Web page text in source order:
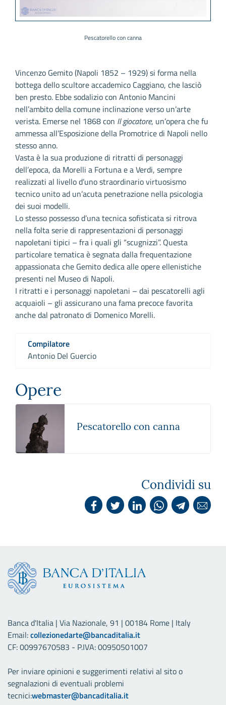
Pescatorello con canna
Vincenzo Gemito (Napoli 1852 – 1929) si forma nella
bottega dello scultore accademico Caggiano, che lasciò
ben presto. Ebbe sodalizio con Antonio Mancini
nell’ambito della comune inclinazione verso un’arte
verista. Emerse nel 1868 con Il giocatore, un’opera che fu
ammessa all’Esposizione della Promotrice di Napoli nello
stesso anno.
Vasta è la sua produzione di ritratti di personaggi
dell’epoca, da Morelli a Fortuna e a Verdi, sempre
realizzati al livello d’uno straordinario virtuosismo
tecnico unito ad un’acuta penetrazione nella psicologia
dei suoi modelli.
Lo stesso possesso d’una tecnica sofisticata si ritrova
nella folta serie di rappresentazioni di personaggi
napoletani tipici – fra i quali gli “scugnizzi”. Questa
particolare tematica è segnata dalla frequentazione
appassionata che Gemito dedica alle opere ellenistiche
presenti nel Museo di Napoli.
I ritratti e i personaggi napoletani – dai pescatorelli agli
acquaioli – gli assicurano una fama precoce favorita
anche dal patronato di Domenico Morelli.
Compilatore
Antonio Del Guercio
Opere
Pescatorello con canna
Condividi su
Banca d'Italia | Via Nazionale, 91 | 00184 Rome | Italy
Email:collezionedarte@bancaditalia.it
CF: 00997670583 - P.IVA: 00950501007
Per inviare opinioni e suggerimenti relativi al sito o
segnalazioni di eventuali problemi
tecnici:webmaster@bancaditalia.it